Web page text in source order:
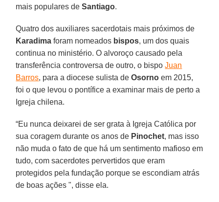
mais populares deSantiago.
Quatro dos auxiliares sacerdotais mais próximos de
Karadima foram nomeados bispos, um dos quais
continua no ministério. O alvoroço causado pela
transferência controversa de outro, o bispoJuan
Barros, para a diocese sulista deOsorno em 2015,
foi o que levou o pontífice a examinar mais de perto a
Igreja chilena.
“Eu nunca deixarei de ser grata à Igreja Católica por
sua coragem durante os anos de Pinochet, mas isso
não muda o fato de que há um sentimento mafioso em
tudo, com sacerdotes pervertidos que eram
protegidos pela fundação porque se escondiam atrás
de boas ações ", disse ela.